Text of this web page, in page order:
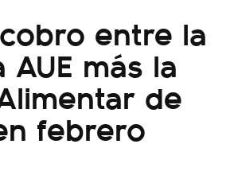
entre la
AUE más la
de
febrero